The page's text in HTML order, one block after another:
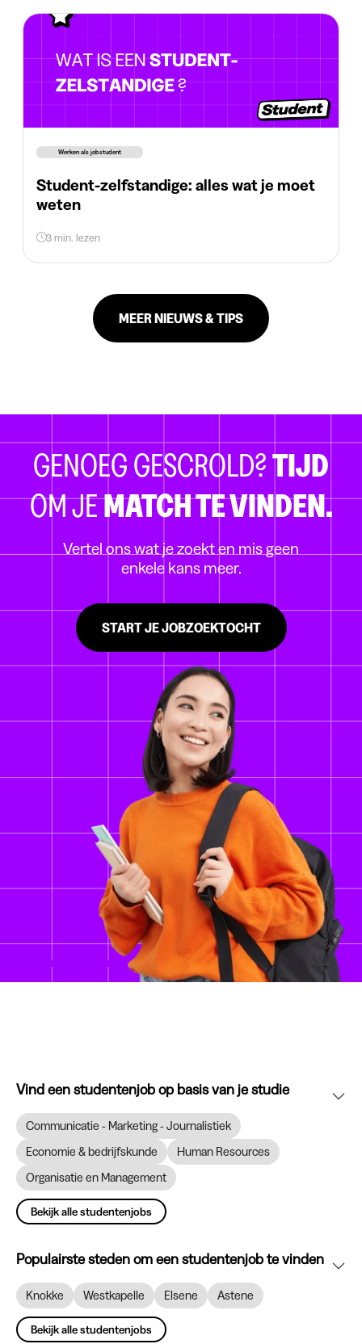
Werken als jobstudent
Student-zelfstandige: alles wat je moet
weten
3 min. lezen
MEER NIEUWS & TIPS
GENOEG GESCROLD?TIJD
OM JEMATCH TE VINDEN.
Vertel ons wat je zoekt en mis geen
enkele kans meer.
START JE JOBZOEKTOCHT
Vind een studentenjob op basis van je studie
Communicatie - Marketing - Journalistiek
Economie & bedrijfskunde
Human Resources
Organisatie en Management
Bekijk alle studentenjobs
Populairste steden om een studentenjob te vinden
Knokke Westkapelle Elsene Astene
Bekijk alle studentenjobs